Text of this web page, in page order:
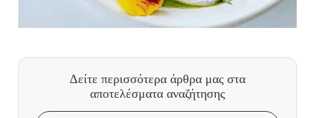
Δείτε περισσότερα άρθρα μας στα
αποτελέσματα αναζήτησης